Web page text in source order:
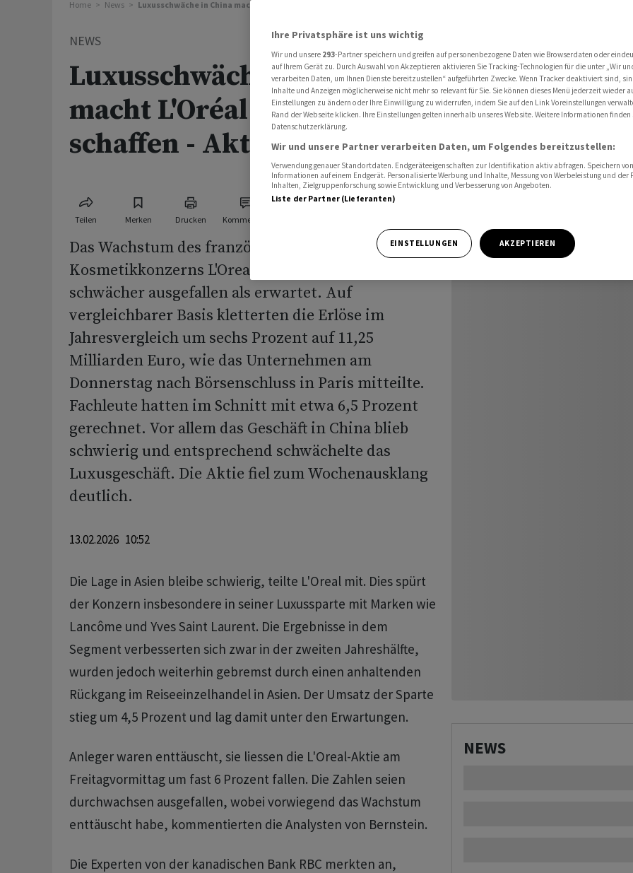
Home News Luxusschwäche in China macht L'Oréal weiter zu schaffen - Aktie fällt
NEWS
Luxusschwäche in China
macht L'Oréal weiter zu
schaffen - Aktie fällt
Teilen Merken Drucken Kommentare
Das Wachstum des französischen
Kosmetikkonzerns L'Oreal ist im vierten Quartal
schwächer ausgefallen als erwartet. Auf
vergleichbarer Basis kletterten die Erlöse im
Jahresvergleich um sechs Prozent auf 11,25
Milliarden Euro, wie das Unternehmen am
Donnerstag nach Börsenschluss in Paris mitteilte.
Fachleute hatten im Schnitt mit etwa 6,5 Prozent
gerechnet. Vor allem das Geschäft in China blieb
schwierig und entsprechend schwächelte das
Luxusgeschäft. Die Aktie fiel zum Wochenausklang
deutlich.
13.02.2026 10:52
Die Lage in Asien bleibe schwierig, teilte L'Oreal mit. Dies spürt
der Konzern insbesondere in seiner Luxussparte mit Marken wie
Lancôme und Yves Saint Laurent. Die Ergebnisse in dem
Segment verbesserten sich zwar in der zweiten Jahreshälfte,
wurden jedoch weiterhin gebremst durch einen anhaltenden
Rückgang im Reiseeinzelhandel in Asien. Der Umsatz der Sparte
stieg um 4,5 Prozent und lag damit unter den Erwartungen.
Anleger waren enttäuscht, sie liessen die L'Oreal-Aktie am
Freitagvormittag um fast 6 Prozent fallen. Die Zahlen seien
durchwachsen ausgefallen, wobei vorwiegend das Wachstum
enttäuscht habe, kommentierten die Analysten von Bernstein.
Die Experten von der kanadischen Bank RBC merkten an,
NEWS
Ihre Privatsphäre ist uns wichtig
Wir und unsere 293-Partner speichern und greifen auf personenbezogene Daten wie Browserdaten oder
auf Ihrem Gerät zu. Durch Auswahl von Akzeptieren aktivieren Sie Tracking-Technologien für die unter „Wir
verarbeiten Daten, um Ihnen Dienste bereitzustellen“ aufgeführten Zwecke. Wenn Tracker deaktiviert sind,
Inhalte und Anzeigen möglicherweise nicht mehr so relevant für Sie. Sie können dieses Menü jederzeit wieder
Einstellungen zu ändern oder Ihre Einwilligung zu widerrufen, indem Sie auf den Link Voreinstellungen
Rand der Webseite klicken. Ihre Einstellungen gelten innerhalb unseres Website. Weitere Informationen finden
Datenschutzerklärung.
Wir und unsere Partner verarbeiten Daten, um Folgendes bereitzustellen:
Verwendung genauer Standortdaten. Endgeräteeigenschaften zur Identifikation aktiv abfragen. Speichern
Informationen auf einem Endgerät. Personalisierte Werbung und Inhalte, Messung von Werbeleistung und der
Inhalten, Zielgruppenforschung sowie Entwicklung und Verbesserung von Angeboten.
Liste der Partner (Lieferanten)
EINSTELLUNGEN AKZEPTIEREN